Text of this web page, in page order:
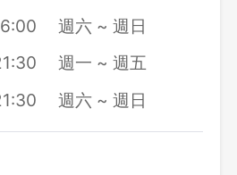
週六 ~ 週日
週一 ~ 週五
週六 ~ 週日